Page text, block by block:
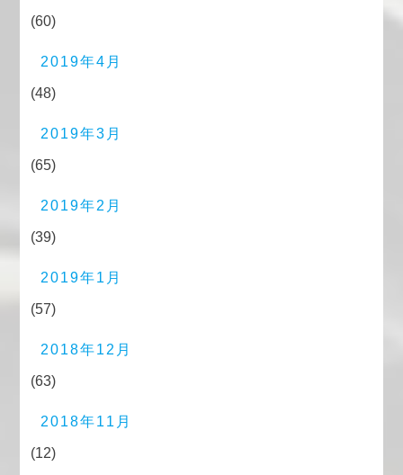
(60)
2019年4月
(48)
2019年3月
(65)
2019年2月
(39)
2019年1月
(57)
2018年12月
(63)
2018年11月
(12)